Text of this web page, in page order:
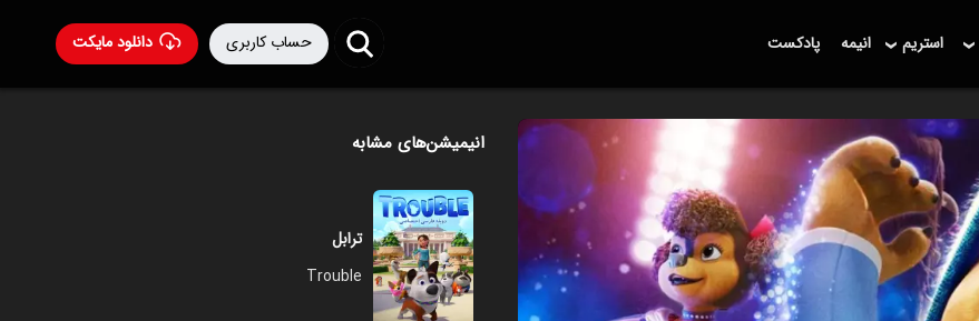
دانلود مایکت حساب کاربری استریم انیمه پادکست
انیمیشن‌های مشابه
ترابل
Trouble